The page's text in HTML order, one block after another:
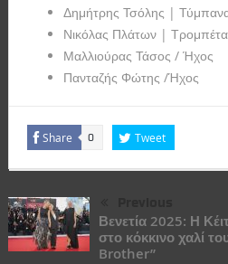
Δημήτρης Τσόλης |
Νικόλας Πλάτων | Τρομπέτα
Μαλλιούρας Τάσος / Ήχος
Πανταζής Φώτης /Ήχος
Share 0 Tweet
Βενετία 2025: Η
στο κόκκινο χαλί
Brother”